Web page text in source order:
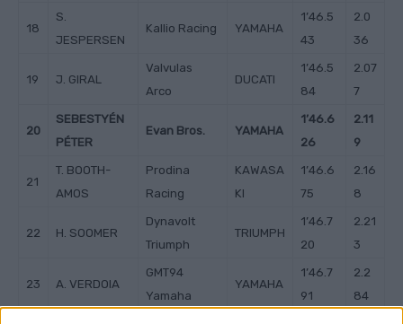
18
S.
JESPERSEN
Kallio Racing YAMAHA
1’46.5
43
2.0
36
19 J. GIRAL
Valvulas
Arco
DUCATI
1’46.5
84
2.07
7
20
SEBESTYÉN
PÉTER
Evan Bros. YAMAHA
1’46.6
26
2.11
9
21
T. BOOTH-
AMOS
Prodina
Racing
KAWASA
KI
1’46.6
75
2.16
8
22 H. SOOMER
Dynavolt
Triumph
TRIUMPH
1’46.7
20
2.21
3
23 A. VERDOIA
GMT94
Yamaha
YAMAHA
1’46.7
91
2.2
84